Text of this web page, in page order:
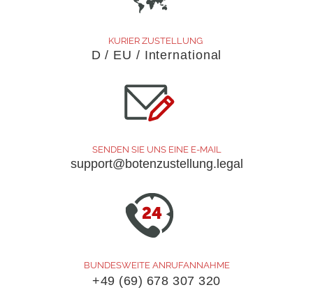
KURIER ZUSTELLUNG
D / EU / International
SENDEN SIE UNS EINE E-MAIL
support@botenzustellung.legal
BUNDESWEITE ANRUFANNAHME
+49 (69) 678 307 320